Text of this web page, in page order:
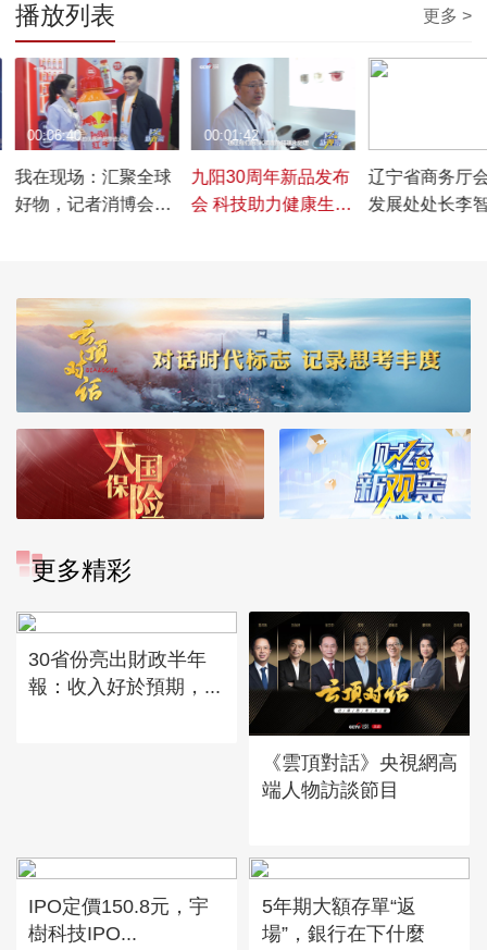
播放列表 更多 >
我在现场：汇聚全球
好物，记者消博会现
00:06:40
九阳30周年新品发布
会 科技助力健康生活
00:01:42
辽宁省商务厅
发展处处长李
更多精彩
30省份亮出財政半年
報：收入好於預期，...
《雲頂對話》央視網高
端人物訪談節目
IPO定價150.8元，宇
樹科技IPO...
5年期大額存單“返
場”，銀行在下什麼